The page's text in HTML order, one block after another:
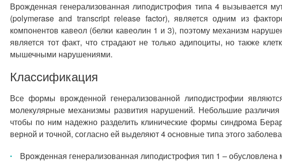
Врожденная генерализованная липодистрофия типа 4 вызывается
(polymerase and transcript release factor), является одним из
компонентов кавеол (белки кавеолин 1 и 3), поэтому механизм
является тот факт, что страдают не только адипоциты, но также
мышечными нарушениями.
Классификация
Все формы врожденной генерализованной липодистрофии
молекулярные механизмы развития нарушений. Небольшие
чтобы по ним надежно разделить клинические формы синдрома
верной и точной, согласно ей выделяют 4 основные типа этого
Врожденная генерализованная липодистрофия тип 1 –